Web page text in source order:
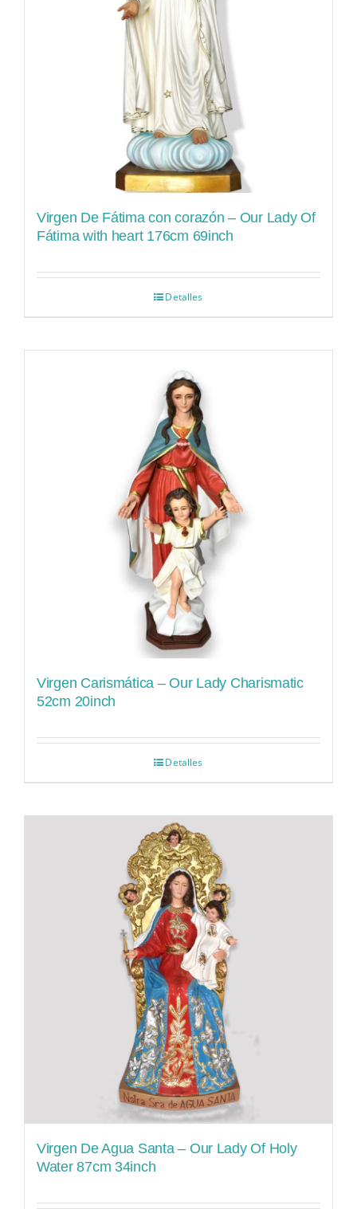
Virgen De Fátima con corazón – Our Lady Of
Fátima with heart 176cm 69inch
Detalles
Virgen Carismática – Our Lady Charismatic
52cm 20inch
Detalles
Virgen De Agua Santa – Our Lady Of Holy
Water 87cm 34inch